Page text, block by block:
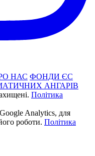
НАС ФОНДИ ЄС
АНГАРІВ
Політика
Analytics, для
роботи. Політика